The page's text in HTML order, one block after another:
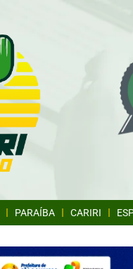
PARAÍBA CARIRI